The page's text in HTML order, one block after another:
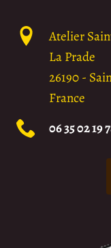
Atelier
La Prade
26190-
France
06 35 02 19